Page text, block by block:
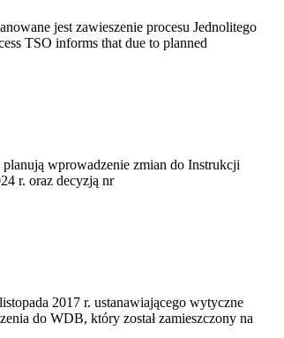
jest zawieszenie procesu Jednolitego
TSO informs that due to planned
planują wprowadzenie zmian do Instrukcji
r. oraz decyzją nr
2017 r. ustanawiającego wytyczne
do WDB, który został zamieszczony na